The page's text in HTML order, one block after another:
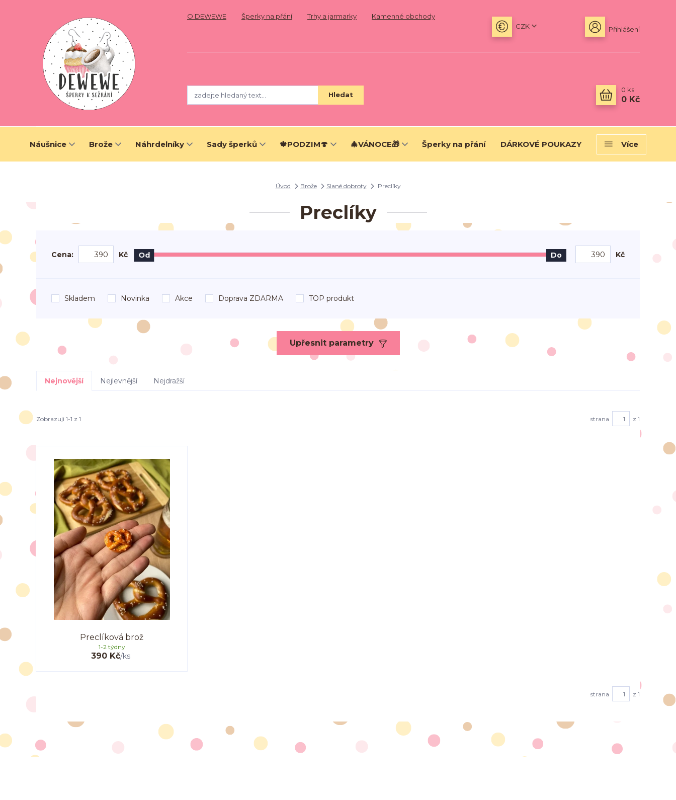
O DEWEWE Šperky na přání Trhy a jarmarky
Kamenné obchody
CZK
Přihlášení
Hledat
0 ks
0 Kč
Náušnice Brože Náhrdelníky Sady šperků 🍁PODZIM🍄 🎄VÁNOCE🎁 Šperky na přání DÁRKOVÉ POUKAZY Více
Úvod Brože Slané dobroty Preclíky
Preclíky
Upřesnit parametry
Cena: Kč Od Do Kč
Skladem Novinka Akce Doprava ZDARMA TOP produkt
Nejnovější Nejlevnější Nejdražší
Zobrazuji 1-1 z 1 strana z 1
Preclíková brož
390 Kč/ks
1-2 týdny
strana z 1